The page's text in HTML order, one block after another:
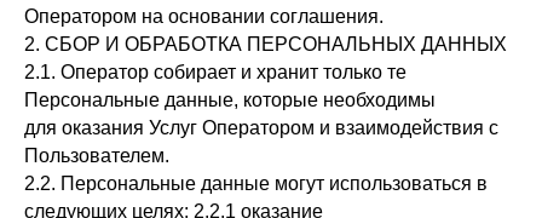
Оператором на основании соглашения.
2. СБОР И ОБРАБОТКА ПЕРСОНАЛЬНЫХ ДАННЫХ
2.1. Оператор собирает и хранит только те
Персональные данные, которые необходимы
для оказания Услуг Оператором и взаимодействия с
Пользователем.
2.2. Персональные данные могут использоваться в
следующих целях: 2.2.1 оказание